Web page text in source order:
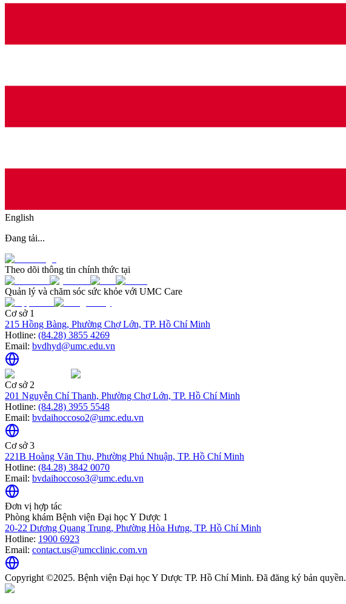
English
Đang tải...
Theo dõi thông tin chính thức tại
Quản lý và chăm sóc sức khỏe với UMC Care
Cơ sở 1
215 Hồng Bàng, Phường Chợ Lớn, TP. Hồ Chí Minh
Hotline: (84.28) 3855 4269
Email: bvdhyd@umc.edu.vn
Cơ sở 2
201 Nguyễn Chí Thanh, Phường Chợ Lớn, TP. Hồ Chí Minh
Hotline: (84.28) 3955 5548
Email: bvdaihoccoso2@umc.edu.vn
Cơ sở 3
221B Hoàng Văn Thụ, Phường Phú Nhuận, TP. Hồ Chí Minh
Hotline: (84.28) 3842 0070
Email: bvdaihoccoso3@umc.edu.vn
Đơn vị hợp tác
Phòng khám Bệnh viện Đại học Y Dược 1
20-22 Dương Quang Trung, Phường Hòa Hưng, TP. Hồ Chí Minh
Hotline: 1900 6923
Email: contact.us@umcclinic.com.vn
Copyright ©2025. Bệnh viện Đại học Y Dược TP. Hồ Chí Minh. Đã đăng ký bản quyền.